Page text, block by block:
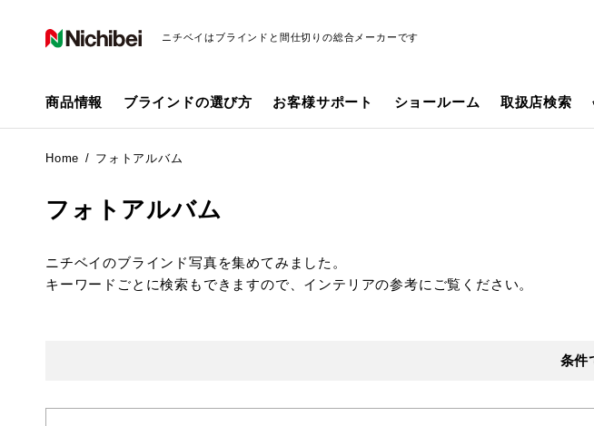
ニチベイはブラインドと間仕切りの総合メーカーです
商品情報 ブラインドの選び方 お客様サポート ショールーム 取扱店検索
Home フォトアルバム
フォトアルバム
ニチベイのブラインド写真を集めてみました。
キーワードごとに検索もできますので、インテリアの参考にご覧ください。
条件